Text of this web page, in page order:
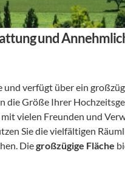
und
verfügt über ein
die Größe Ihrer
vielen Freunden und
Sie die vielfältigen
Die großzügige Fläche